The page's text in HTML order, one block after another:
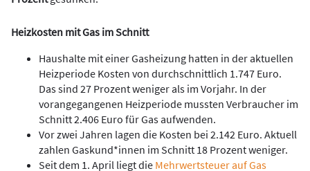
Heizkosten mit Gas im Schnitt
Haushalte mit einer Gasheizung hatten in der aktuellen
Heizperiode Kosten von durchschnittlich 1.747 Euro.
Das sind 27 Prozent weniger als im Vorjahr. In der
vorangegangenen Heizperiode mussten Verbraucher im
Schnitt 2.406 Euro für Gas aufwenden.
Vor zwei Jahren lagen die Kosten bei 2.142 Euro. Aktuell
zahlen Gaskund*innen im Schnitt 18 Prozent weniger.
Seit dem 1. April liegt die Mehrwertsteuer auf Gas